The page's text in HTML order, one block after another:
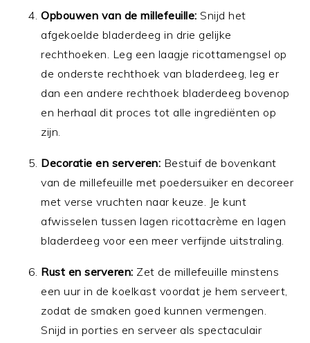
Opbouwen van de millefeuille: Snijd het
afgekoelde bladerdeeg in drie gelijke
rechthoeken. Leg een laagje ricottamengsel op
de onderste rechthoek van bladerdeeg, leg er
dan een andere rechthoek bladerdeeg bovenop
en herhaal dit proces tot alle ingrediënten op
zijn.
Decoratie en serveren: Bestuif de bovenkant
van de millefeuille met poedersuiker en decoreer
met verse vruchten naar keuze. Je kunt
afwisselen tussen lagen ricottacrème en lagen
bladerdeeg voor een meer verfijnde uitstraling.
Rust en serveren: Zet de millefeuille minstens
een uur in de koelkast voordat je hem serveert,
zodat de smaken goed kunnen vermengen.
Snijd in porties en serveer als spectaculair